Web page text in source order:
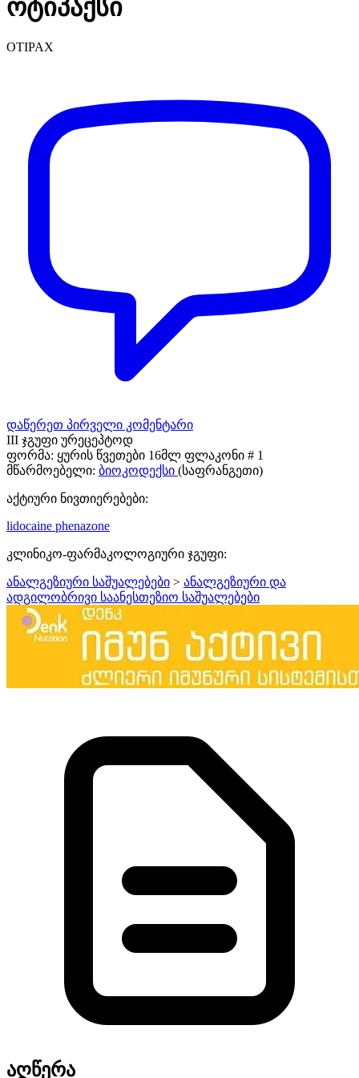
ოტიპაქსი
OTIPAX
დაწერეთ პირველი კომენტარი
III ჯგუფი ურეცეპტოდ
ფორმა: ყურის წვეთები 16მლ ფლაკონი # 1
მწარმოებელი: ბიოკოდექსი (საფრანგეთი)
აქტიური ნივთიერებები:
lidocaine phenazone
კლინიკო-ფარმაკოლოგიური ჯგუფი:
ანალგეზიური საშუალებები > ანალგეზიური და
ადგილობრივი საანესთეზიო საშუალებები
აღწერა